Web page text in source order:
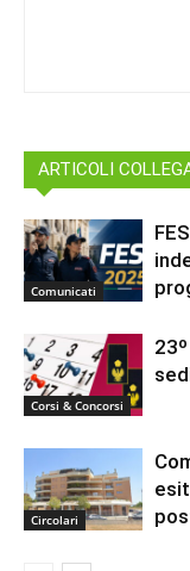
ARTICOLI
Comunicati
Corsi & Concorsi
Circolari